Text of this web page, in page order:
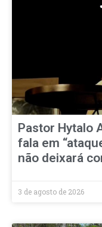
Pastor Hytalo
fala em
não deixará
3 de agosto de 2026